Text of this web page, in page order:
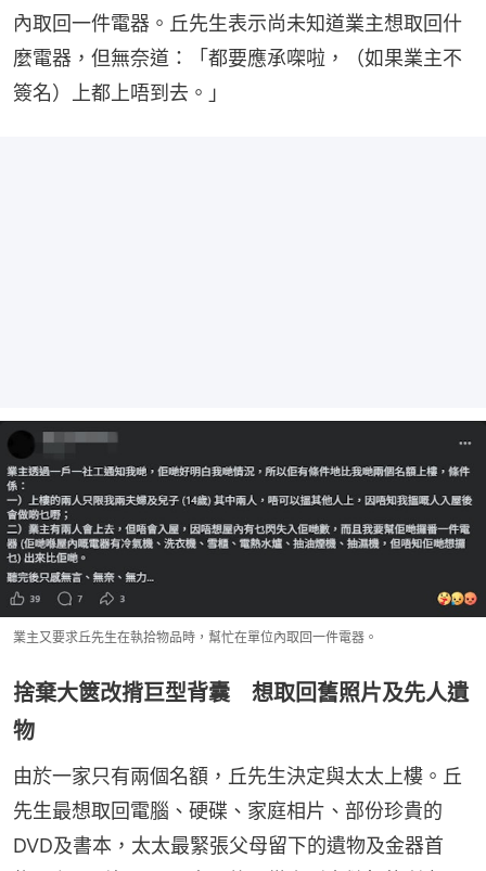
內取回一件電器。丘先生表示尚未知道業主想取回什
麼電器，但無奈道：「都要應承㗎啦，（如果業主不
簽名）上都上唔到去。」
業主又要求丘先生在執拾物品時，幫忙在單位內取回一件電器。
捨棄大篋改揹巨型背囊 想取回舊照片及先人遺
物
由於一家只有兩個名額，丘先生決定與太太上樓。丘
先生最想取回電腦、硬碟、家庭相片、部份珍貴的
DVD及書本，太太最緊張父母留下的遺物及金器首